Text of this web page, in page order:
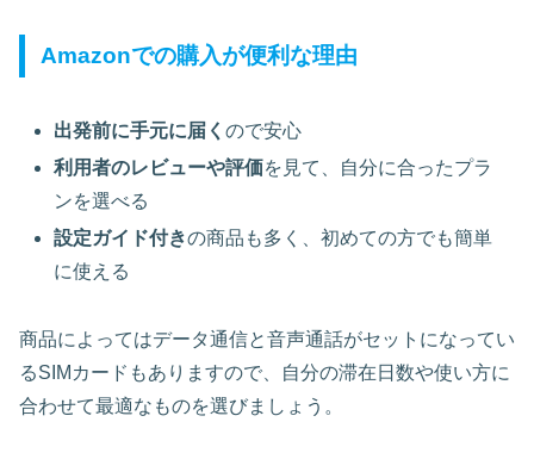
Amazonでの購入が便利な理由
出発前に手元に届くので安心
利用者のレビューや評価を見て、自分に合ったプラ
ンを選べる
設定ガイド付きの商品も多く、初めての方でも簡単
に使える
商品によってはデータ通信と音声通話がセットになってい
るSIMカードもありますので、自分の滞在日数や使い方に
合わせて最適なものを選びましょう。